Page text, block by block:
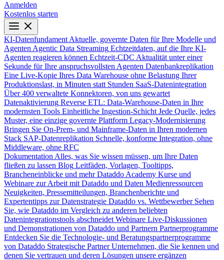
Anmelden
Kostenlos starten
KI-Datenfundament Aktuelle, governte Daten für Ihre Modelle und
Agenten Agentic Data Streaming Echtzeitdaten, auf die Ihre KI-
Agenten reagieren können Echtzeit-CDC Aktualität unter einer
Sekunde für Ihre anspruchsvollsten Agenten Datenbankreplikation
Eine Live-Kopie Ihres Data Warehouse ohne Belastung Ihrer
Produktionslast, in Minuten statt Stunden SaaS-Datenintegration
Über 400 verwaltete Konnektoren, von uns gewartet
Datenaktivierung Reverse ETL: Data-Warehouse-Daten in Ihre
modernsten Tools Einheitliche Ingestion-Schicht Jede Quelle, jedes
Muster, eine einzige governte Plattform Legacy-Modernisierung
Bringen Sie On-Prem- und Mainframe-Daten in Ihren modernen
Stack SAP-Datenreplikation Schnelle, konforme Integration, ohne
Middleware, ohne RFC
Dokumentation Alles, was Sie wissen müssen, um Ihre Daten
fließen zu lassen Blog Leitfäden, Vorlagen, Tooltipps,
Brancheneinblicke und mehr Dataddo Academy Kurse und
Webinare zur Arbeit mit Dataddo und Daten Medienressourcen
Neuigkeiten, Pressemitteilungen, Branchenberichte und
Expertentipps zur Datenstrategie Dataddo vs. Wettbewerber Sehen
Sie, wie Dataddo im Vergleich zu anderen beliebten
Datenintegrationstools abschneidet Webinare Live-Diskussionen
und Demonstrationen von Dataddo und Partnern Partnerprogramme
Entdecken Sie die Technologie- und Beratungspartnerprogramme
von Dataddo Strategische Partner Unternehmen, die Sie kennen und
denen Sie vertrauen und deren Lösungen unsere ergänzen